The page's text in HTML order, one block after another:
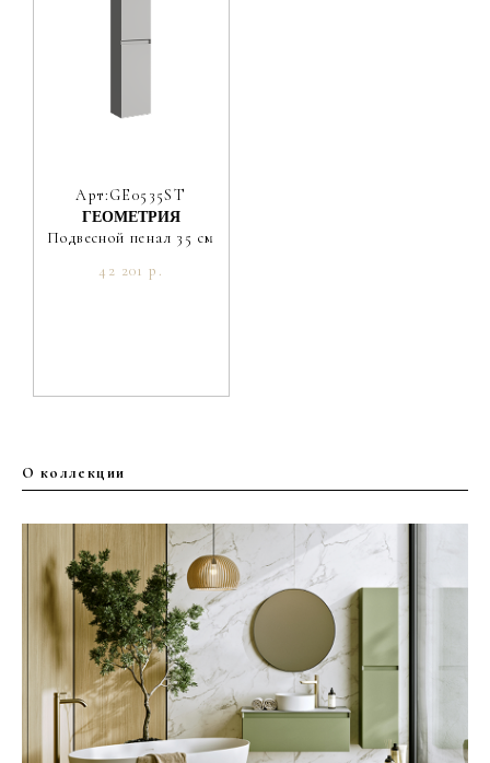
Арт:GE0535ST
ГЕОМЕТРИЯ
Подвесной пенал 35 см
42 201 р.
О коллекции